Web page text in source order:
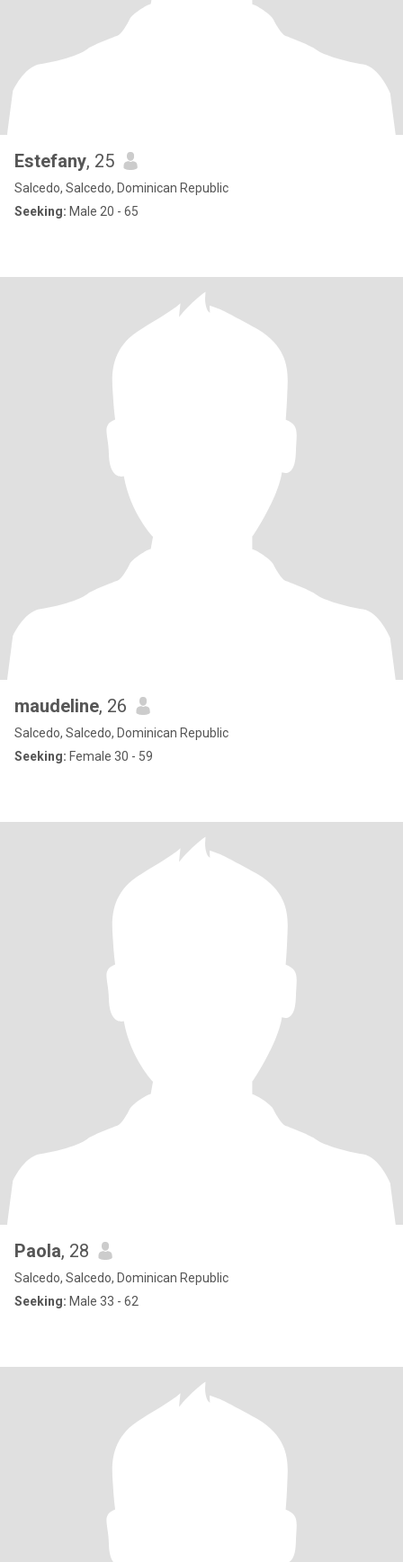
Estefany, 25
Salcedo, Salcedo, Dominican Republic
Seeking: Male 20 - 65
maudeline, 26
Salcedo, Salcedo, Dominican Republic
Seeking: Female 30 - 59
Paola, 28
Salcedo, Salcedo, Dominican Republic
Seeking: Male 33 - 62